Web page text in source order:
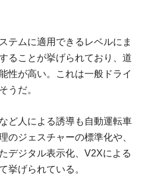
テムに適用できるレベルにま
ることが挙げられており、道
性が高い。これは一般ドライ
うだ。
ど人による誘導も自動運転車
のジェスチャーの標準化や、
デジタル表示化、V2Xによる
挙げられている。